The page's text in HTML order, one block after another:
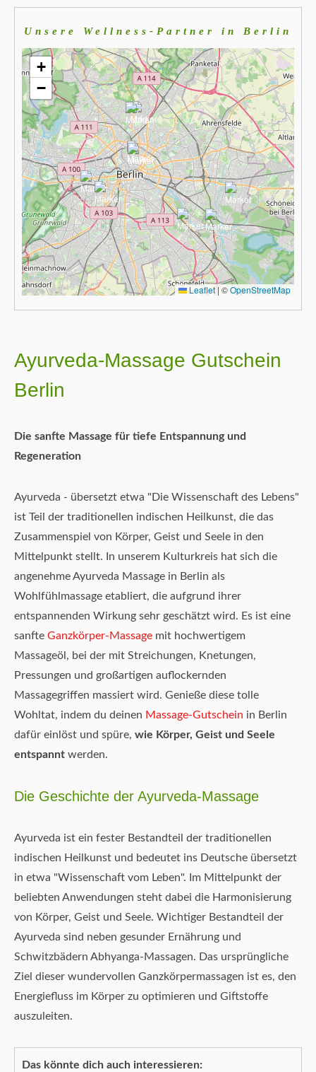
Unsere Wellness-Partner in Berlin
+
−
Leaflet | ©OpenStreetMap
Ayurveda-Massage Gutschein
Berlin
Die sanfte Massage für tiefe Entspannung und
Regeneration
Ayurveda - übersetzt etwa "Die Wissenschaft des Lebens"
ist Teil der traditionellen indischen Heilkunst, die das
Zusammenspiel von Körper, Geist und Seele in den
Mittelpunkt stellt. In unserem Kulturkreis hat sich die
angenehme Ayurveda Massage in Berlin als
Wohlfühlmassage etabliert, die aufgrund ihrer
entspannenden Wirkung sehr geschätzt wird. Es ist eine
sanfte Ganzkörper-Massage mit hochwertigem
Massageöl, bei der mit Streichungen, Knetungen,
Pressungen und großartigen auflockernden
Massagegriffen massiert wird. Genieße diese tolle
Wohltat, indem du deinen Massage-Gutschein in Berlin
dafür einlöst und spüre, wie Körper, Geist und Seele
entspannt werden.
Die Geschichte der Ayurveda-Massage
Ayurveda ist ein fester Bestandteil der traditionellen
indischen Heilkunst und bedeutet ins Deutsche übersetzt
in etwa "Wissenschaft vom Leben". Im Mittelpunkt der
beliebten Anwendungen steht dabei die Harmonisierung
von Körper, Geist und Seele. Wichtiger Bestandteil der
Ayurveda sind neben gesunder Ernährung und
Schwitzbädern Abhyanga-Massagen. Das ursprüngliche
Ziel dieser wundervollen Ganzkörpermassagen ist es, den
Energiefluss im Körper zu optimieren und Giftstoffe
auszuleiten.
Das könnte dich auch interessieren: